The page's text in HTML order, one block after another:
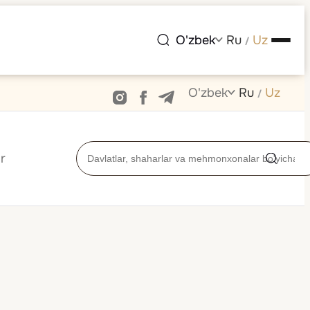
O'zbek Ru / Uz
O'zbek Ru / Uz